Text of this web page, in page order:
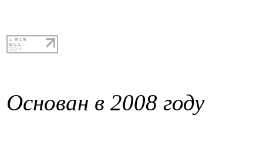
Основан в 2008 году